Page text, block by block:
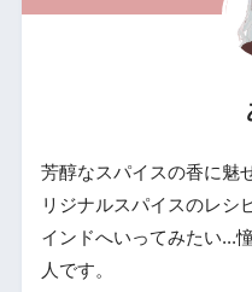
芳醇なスパイスの香に魅
リジナルスパイスのレシ
インドへいってみたい...
人です。